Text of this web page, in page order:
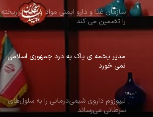
سازمان غذا و دارو ایمنی مواد غذایی تراریخته
را تضمین می کند
مدیر پخمه ی پاک به درد جمهوری اسلامی
نمی خورد
لیپوزوم داروی شیمی‌درمانی را به سلول‌های
سرطانی می‌رساند